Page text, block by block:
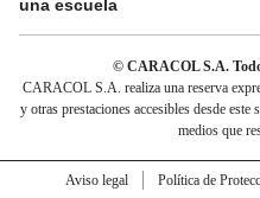
una escuela
© CARACOL S.A.
CARACOL S.A. realiza una reserva
y otras prestaciones accesibles desde
medios que
Aviso legal Política de